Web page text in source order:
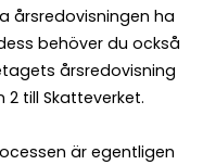
årsredovisningen ha
behöver du också
årsredovisning
till Skatteverket.
är egentligen